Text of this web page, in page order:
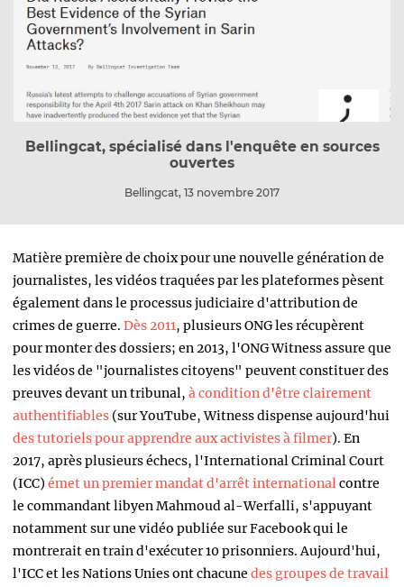
Bellingcat, spécialisé dans l'enquête en sources
ouvertes
Bellingcat, 13 novembre 2017
Matière première de choix pour une nouvelle génération de
journalistes, les vidéos traquées par les plateformes pèsent
également dans le processus judiciaire d'attribution de
crimes de guerre. Dès 2011, plusieurs ONG les récupèrent
pour monter des dossiers; en 2013, l'ONG Witness assure que
les vidéos de "journalistes citoyens" peuvent constituer des
preuves devant un tribunal, à condition d'être clairement
authentifiables (sur YouTube, Witness dispense aujourd'hui
des tutoriels pour apprendre aux activistes à filmer). En
2017, après plusieurs échecs, l'International Criminal Court
(ICC) émet un premier mandat d'arrêt internationalcontre
le commandant libyen Mahmoud al-Werfalli, s'appuyant
notamment sur une vidéo publiée sur Facebook qui le
montrerait en train d'exécuter 10 prisonniers. Aujourd'hui,
l'ICC et les Nations Unies ont chacune des groupes de travail